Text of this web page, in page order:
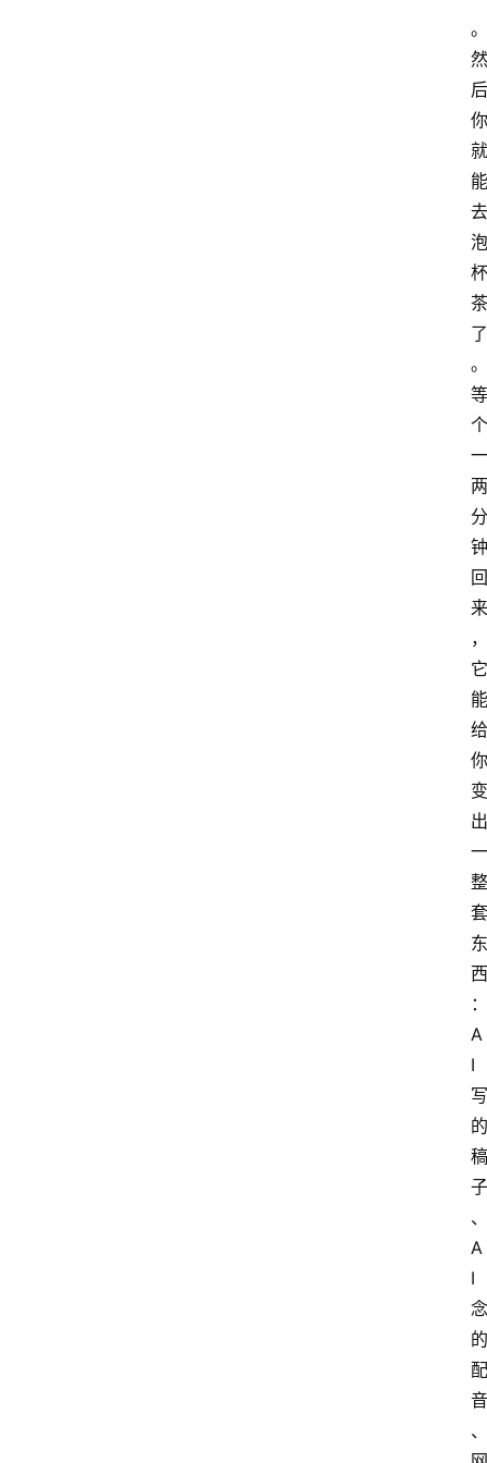
。
然
后
你
就
能
去
泡
杯
茶
了
。
等
个
一
两
分
钟
回
来
，
它
能
给
你
变
出
一
整
套
东
西
：
A
I
写
的
稿
子
、
A
I
念
的
配
音
、